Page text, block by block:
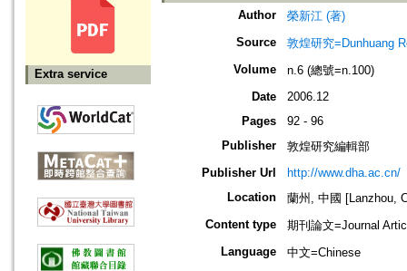
Extra service
Author
榮新江 (著)
Source
敦煌研究=Dunhuang
Volume
n.6 (總號=n.100)
Date
2006.12
Pages
92 - 96
Publisher
敦煌研究編輯部
Publisher Url
http://www.dha.ac.cn/
Location
蘭州, 中國 [Lanzhou,
Content type
期刊論文=Journal
Language
中文=Chinese